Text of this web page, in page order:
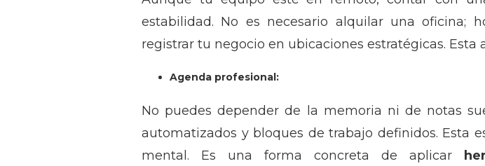
estabilidad. No es necesario alquilar una oficina;
registrar tu negocio en ubicaciones estratégicas.
Agenda profesional:
No puedes depender de la memoria ni de notas
automatizados y bloques de trabajo definidos. Esta
mental. Es una forma concreta de aplicar